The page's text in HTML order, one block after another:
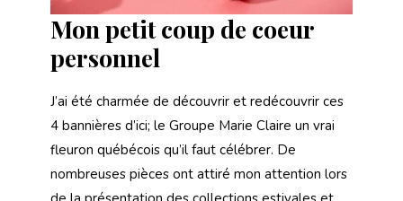
Mon petit coup de coeur
personnel
J’ai été charmée de découvrir et redécouvrir ces
4 bannières d’ici; le Groupe Marie Claire un vrai
fleuron québécois qu’il faut célébrer. De
nombreuses pièces ont attiré mon attention lors